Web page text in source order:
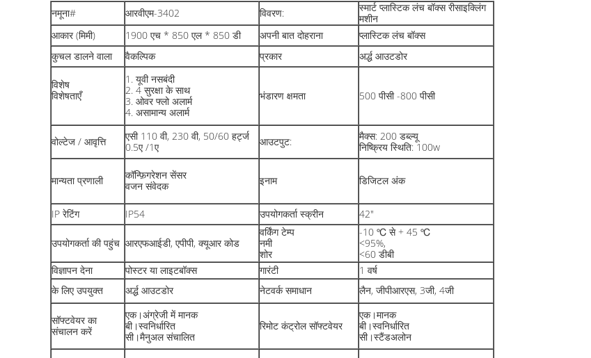
नमूना# आरवीएम-3402 विवरण:
स्मार्ट प्लास्टिक लंच बॉक्स रीसाइक्लिंग
मशीन
आकार (मिमी)
1900 एच * 850 एल * 850 डी अपनी बात दोहराना
प्लास्टिक लंच बॉक्स
कुचल डालने वाला
वैकल्पिक प्रकार अर्द्ध आउटडोर
विशेष
विशेषताएँ
1. यूवी नसबंदी
2. 4 सुरक्षा के साथ
3. ओवर फ्लो अलार्म
4. असामान्य अलार्म
भंडारण क्षमता 500 पीसी -800 पीसी
वोल्टेज / आवृत्ति
एसी 110 वी, 230 वी, 50/60 हर्ट्ज
0.5ए /1ए
आउटपुट:
मैक्स: 200 डब्ल्यू
निष्क्रिय स्थिति: 100w
मान्यता प्रणाली
कॉन्फ़िगरेशन सेंसर
वजन संवेदक
इनाम डिजिटल अंक
IP रेटिंग IP54 उपयोगकर्ता स्क्रीन 42"
उपयोगकर्ता की पहुंच आरएफआईडी, एपीपी, क्यूआर कोड
वर्किंग टेम्प
नमी
शोर
-10 ℃ से + 45 ℃
<95%,
<60 डीबी
विज्ञापन देना
पोस्टर या लाइटबॉक्स गारंटी
1 वर्ष
के लिए उपयुक्त
अर्द्ध आउटडोर नेटवर्क समाधान लैन, जीपीआरएस, 3जी, 4जी
सॉफ्टवेयर का
संचालन करें
एक।अंग्रेजी में मानक
बी।स्वनिर्धारित
सी।मैनुअल संचालित
रिमोट कंट्रोल सॉफ्टवेयर
एक।मानक
बी।स्वनिर्धारित
सी।स्टैंडअलोन